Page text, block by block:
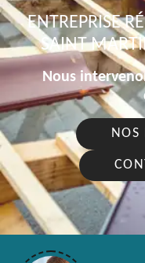
ENTREPRISE
SAINT
Nous
NOS